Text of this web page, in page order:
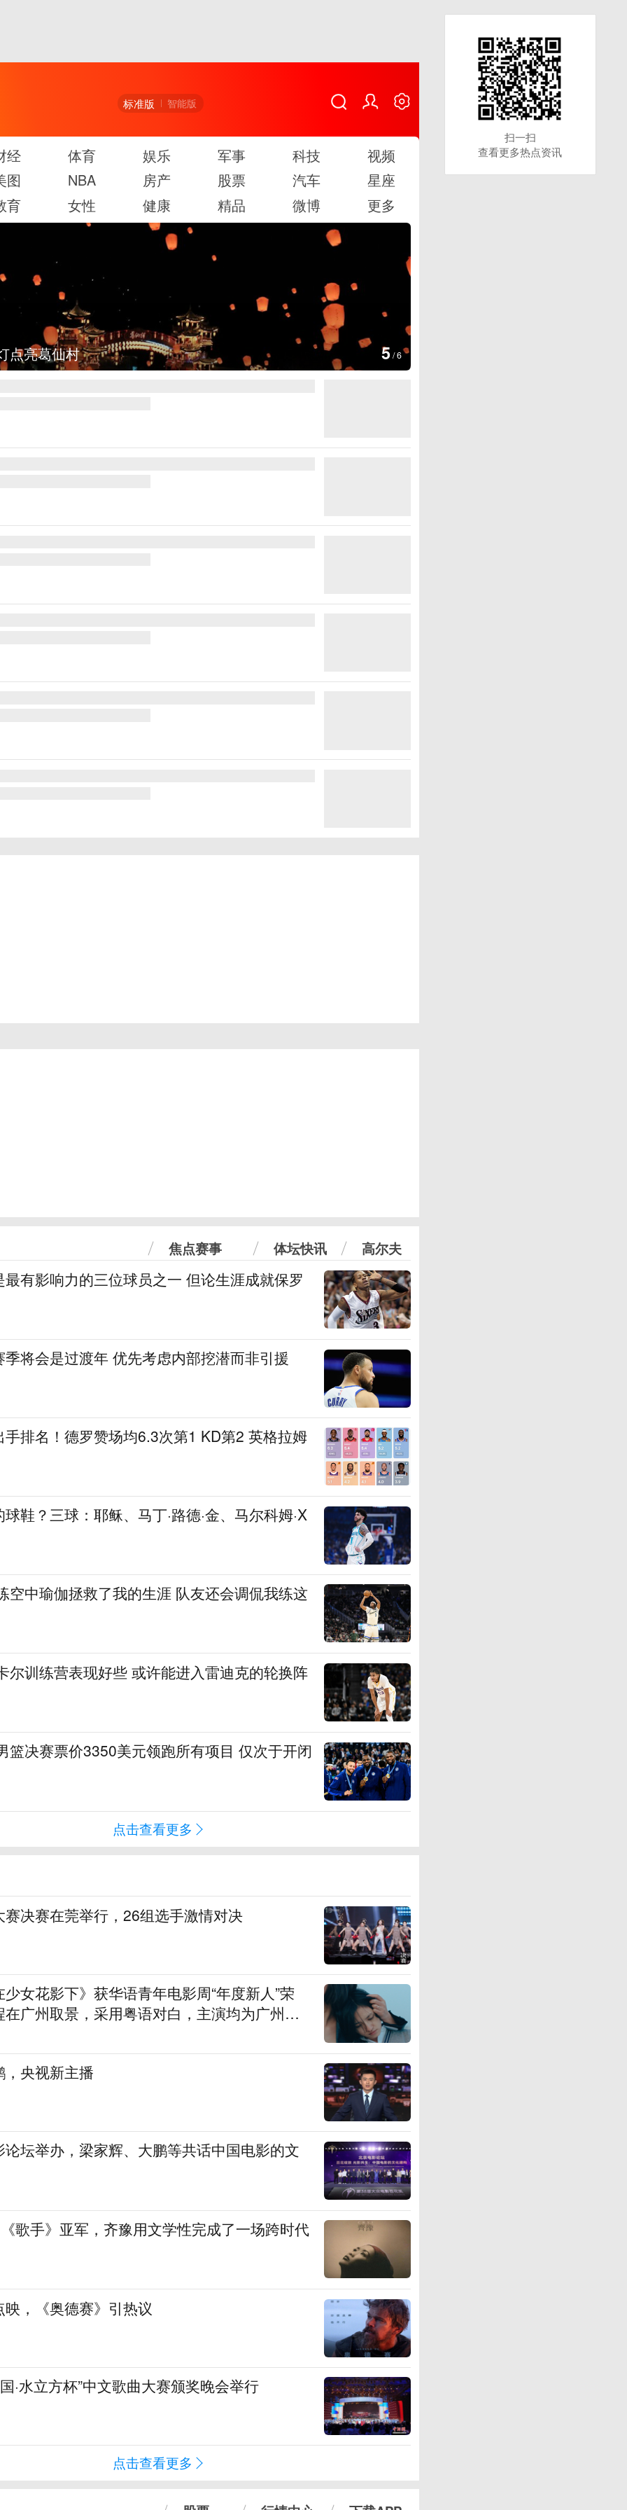
标准版 智能版
经 体育 娱乐 军事 科技
视频
图
NBA 房产 股票 汽车
星座
育
女性 健康 精品 微博 更多
图集
上海：七彩稻田画迎最佳观赏期 6/6
焦点赛事 体坛快讯 高尔夫
有影响力的三位球员之一 但论生涯成就保罗
将会是过渡年 优先考虑内部挖潜而非引援
手排名！德罗赞场均6.3次第1 KD第2 英格拉姆
鞋？三球：耶稣、马丁·路德·金、马尔科姆·X
空中瑜伽拯救了我的生涯 队友还会调侃我练这
尔训练营表现好些 或许能进入雷迪克的轮换阵
篮决赛票价3350美元领跑所有项目 仅次于开闭
点击查看更多
决赛在莞举行，26组选手激情对决
女花影下》获华语青年电影周“年度新人”荣
广州取景，采用粤语对白，主演均为广州本
央视新主播
坛举办，梁家辉、大鹏等共话中国电影的文
歌手》亚军，齐豫用文学性完成了一场跨时代
，《奥德赛》引热议
·水立方杯”中文歌曲大赛颁奖晚会举行
点击查看更多
扫一扫
查看更多热点资讯
扫一扫
查看更多热点资讯